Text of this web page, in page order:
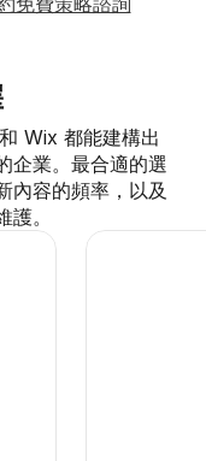
Wix 都能建構出
企業。最合適的選
內容的頻率，以及
。